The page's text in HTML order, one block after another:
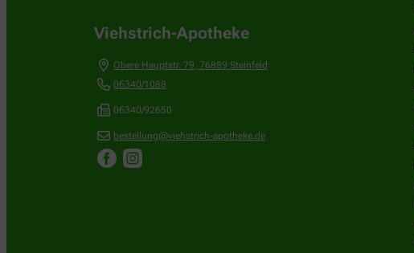
Viehstrich-Apotheke
Obere Hauptstr. 79, 76889 Steinfeld
06340/1088
06340/92650
bestellung@viehstrich-apotheke.de